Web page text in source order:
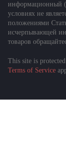
информационный
условиях не
положениями
исчерпывающей
товаров
This site is
Terms of Service